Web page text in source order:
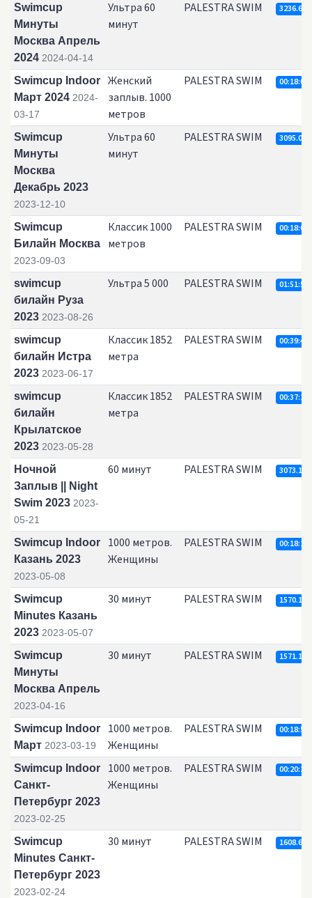
Swimcup
Минуты
Москва Апрель
2024 2024-04-14
Ультра 60
минут
PALESTRA SWIM 3236.6
Swimcup Indoor
Март 2024 2024-
03-17
Женский
заплыв. 1000
метров
PALESTRA SWIM
Swimcup
Минуты
Москва
Декабрь 2023
2023-12-10
Ультра 60
минут
PALESTRA SWIM 3095.01
Swimcup
Билайн Москва
2023-09-03
Классик 1000
метров
PALESTRA SWIM
swimcup
билайн Руза
2023 2023-08-26
Ультра 5 000 PALESTRA SWIM
swimcup
билайн Истра
2023 2023-06-17
Классик 1852
метра
PALESTRA SWIM
swimcup
билайн
Крылатское
2023 2023-05-28
Классик 1852
метра
PALESTRA SWIM
Ночной
Заплыв || Night
Swim 2023 2023-
05-21
60 минут PALESTRA SWIM 3073.18
Swimcup Indoor
Казань 2023
2023-05-08
1000 метров.
Женщины
PALESTRA SWIM
Swimcup
Minutes Казань
2023 2023-05-07
30 минут PALESTRA SWIM 1570.19
Swimcup
Минуты
Москва Апрель
2023-04-16
30 минут PALESTRA SWIM 1571.15
Swimcup Indoor
Март 2023-03-19
1000 метров.
Женщины
PALESTRA SWIM
Swimcup Indoor
Санкт-
Петербург 2023
2023-02-25
1000 метров.
Женщины
PALESTRA SWIM
Swimcup
Minutes Санкт-
Петербург 2023
2023-02-24
30 минут PALESTRA SWIM 1608.6